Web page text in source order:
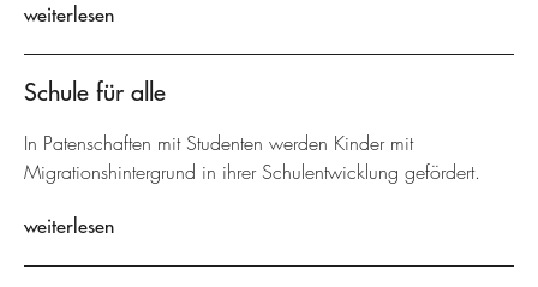
weiterlesen
Schule für alle
In Patenschaften mit Studenten werden Kinder mit
Migrationshintergrund in ihrer Schulentwicklung gefördert.
weiterlesen